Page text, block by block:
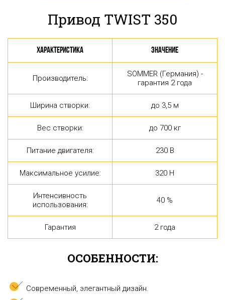
Привод TWIST 350
Характеристика Значение
Производитель:
SOMMER (Германия) -
гарантия 2 года
Ширина створки: до 3,5 м
Вес створки: до 700 кг
Питание двигателя: 230 В
Максимальное усилие: 320 Н
Интенсивность
использования:
40 %
Гарантия 2 года
ОСОБЕННОСТИ:
Современный, элегантный дизайн.